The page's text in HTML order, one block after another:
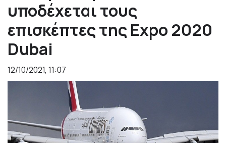
υποδέχεται τους
επισκέπτες της Expo 2020
Dubai
12/10/2021, 11:07